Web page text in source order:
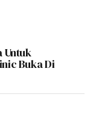
Untuk
Buka Di